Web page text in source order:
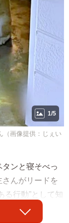
1/5
（画像提供：じぇい
タンと寝そべっ
んがリードを
行動”として知